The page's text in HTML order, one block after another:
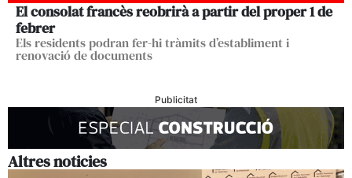
El consolat francès reobrirà a partir del proper 1 de
febrer
Els residents podran fer-hi tràmits d’establiment i
renovació de documents
Publicitat
Altres noticies